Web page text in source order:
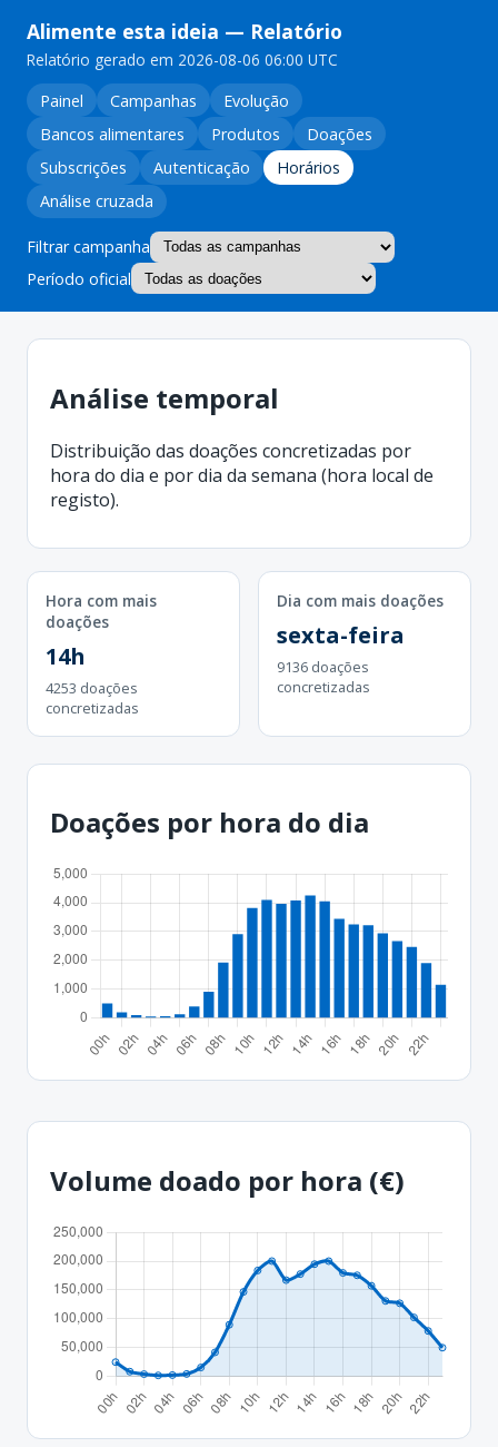
Alimente esta ideia — Relatório
Relatório gerado em 2026-08-06 06:00 UTC
Painel
Campanhas
Evolução
Bancos alimentares
Produtos
Doações
Subscrições
Autenticação
Horários
Análise cruzada
Filtrar campanha
Período oficial
Análise temporal
Distribuição das doações concretizadas por
hora do dia e por dia da semana (hora local de
registo).
Hora com mais
doações
14h
4253 doações
concretizadas
Dia com mais doações
sexta-feira
9136 doações
concretizadas
Doações por hora do dia
Volume doado por hora (€)